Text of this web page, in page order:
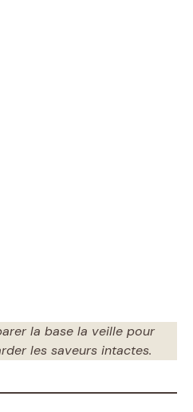
la base la veille pour
les saveurs intactes.